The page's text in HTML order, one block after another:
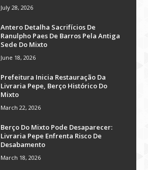
July 28, 2026
Antero Detalha Sacrifícios De
Ranulpho Paes De Barros Pela Antiga
Sede Do Mixto
June 18, 2026
Prefeitura Inicia Restauração Da
Livraria Pepe, Berço Histórico Do
Mixto
March 22, 2026
Berço Do Mixto Pode Desaparecer:
Livraria Pepe Enfrenta Risco De
Desabamento
March 18, 2026